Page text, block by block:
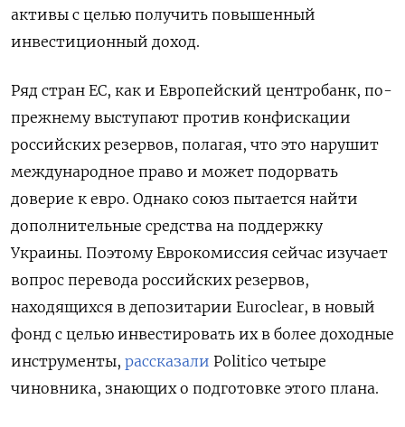
активы с целью получить повышенный
инвестиционный доход.
Ряд стран ЕС, как и Европейский центробанк, по-
прежнему выступают против конфискации
российских резервов, полагая, что это нарушит
международное право и может подорвать
доверие к евро. Однако союз пытается найти
дополнительные средства на поддержку
Украины. Поэтому Еврокомиссия сейчас изучает
вопрос перевода российских резервов,
находящихся в депозитарии Euroclear, в новый
фонд с целью инвестировать их в более доходные
инструменты, рассказали Politico четыре
чиновника, знающих о подготовке этого плана.